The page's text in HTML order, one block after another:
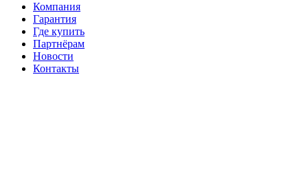
Компания
Гарантия
Где купить
Партнёрам
Новости
Контакты